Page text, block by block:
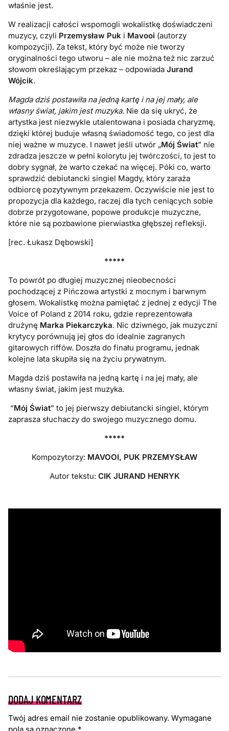
właśnie jest.
W realizacji całości wspomogli wokalistkę doświadczeni
muzycy, czyli Przemysław Puk i Mavooi (autorzy
kompozycji). Za tekst, który być może nie tworzy
oryginalności tego utworu – ale nie można też nic zarzuć
słowom określającym przekaz – odpowiada Jurand
Wójcik.
Magda dziś postawiła na jedną kartę i na jej mały, ale
własny świat, jakim jest muzyka. Nie da się ukryć, że
artystka jest niezwykle utalentowana i posiada charyzmę,
dzięki której buduje własną świadomość tego, co jest dla
niej ważne w muzyce. I nawet jeśli utwór „Mój Świat” nie
zdradza jeszcze w pełni kolorytu jej twórczości, to jest to
dobry sygnał, że warto czekać na więcej. Póki co, warto
sprawdzić debiutancki singiel Magdy, który zaraża
odbiorcę pozytywnym przekazem. Oczywiście nie jest to
propozycja dla każdego, raczej dla tych ceniących sobie
dobrze przygotowane, popowe produkcje muzyczne,
które nie są pozbawione pierwiastka głębszej refleksji.
[rec. Łukasz Dębowski]
*****
To powrót po długiej muzycznej nieobecności
pochodzącej z Pińczowa artystki z mocnym i barwnym
głosem. Wokalistkę można pamiętać z jednej z edycji The
Voice of Poland z 2014 roku, gdzie reprezentowała
drużynę Marka Piekarczyka. Nic dziwnego, jak muzyczni
krytycy porównują jej głos do idealnie zagranych
gitarowych riffów. Doszła do finału programu, jednak
kolejne lata skupiła się na życiu prywatnym.
Magda dziś postawiła na jedną kartę i na jej mały, ale
własny świat, jakim jest muzyka.
“Mój Świat” to jej pierwszy debiutancki singiel, którym
zaprasza słuchaczy do swojego muzycznego domu.
*****
Kompozytorzy: MAVOOI, PUK PRZEMYSŁAW
Autor tekstu: CIK JURAND HENRYK
DODAJ KOMENTARZ
Twój adres email nie zostanie opublikowany. Wymagane